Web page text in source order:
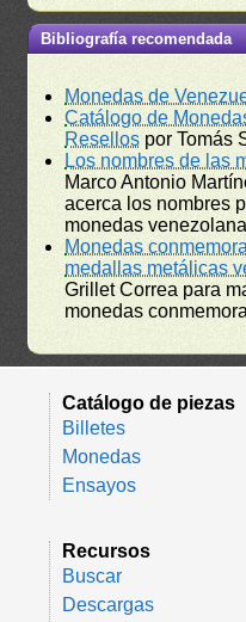
Bibliografía recomendada
Monedas de
Catálogo de
Resellos por Tomás
Los nombres de las
Marco Antonio
acerca los nombres
monedas
Monedas
medallas metálicas
Grillet Correa para
monedas
Catálogo de piezas
Billetes
Monedas
Ensayos
Recursos
Buscar
Descargas